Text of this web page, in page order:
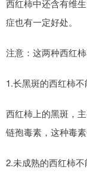
西红柿中还含有维
症也有一定好处。
注意：这两种西红
1.长黑斑的西红柿不
西红柿上的黑斑，
链孢毒素，这种毒
2.未成熟的西红柿不